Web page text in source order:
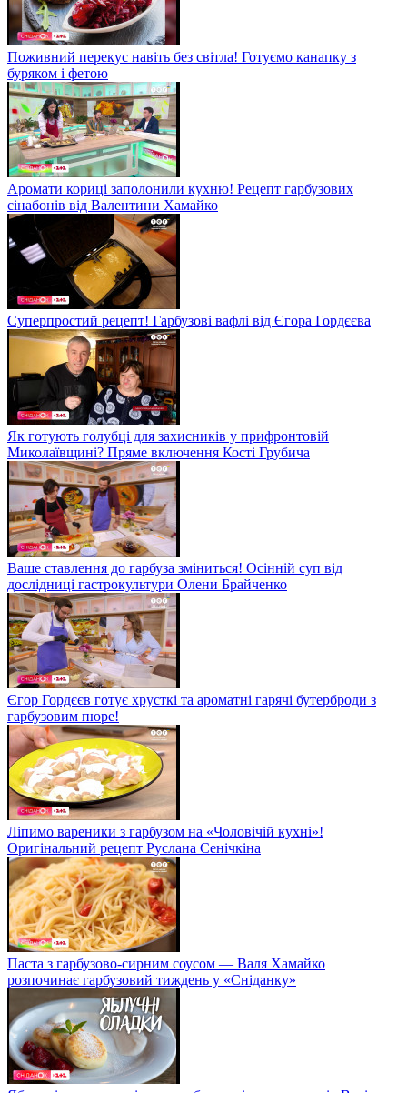
Поживний перекус навіть без світла! Готуємо канапку з
буряком і фетою
Аромати кориці заполонили кухню! Рецепт гарбузових
сінабонів від Валентини Хамайко
Суперпростий рецепт! Гарбузові вафлі від Єгора Гордєєва
Як готують голубці для захисників у прифронтовій
Миколаївщині? Пряме включення Кості Грубича
Ваше ставлення до гарбуза зміниться! Осінній суп від
дослідниці гастрокультури Олени Брайченко
Єгор Гордєєв готує хрусткі та ароматні гарячі бутерброди з
гарбузовим пюре!
Ліпимо вареники з гарбузом на «Чоловічій кухні»!
Оригінальний рецепт Руслана Сенічкіна
Паста з гарбузово-сирним соусом — Валя Хамайко
розпочинає гарбузовий тиждень у «Сніданку»